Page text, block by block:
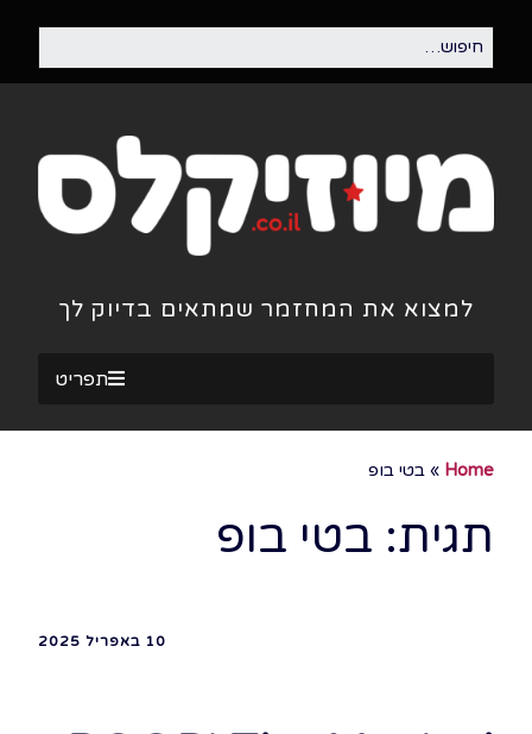
למצוא את המחזמר שמתאים בדיוק לך
תפריט
Home
» בטי בופ
תגית: בטי בופ
10 באפריל 2025